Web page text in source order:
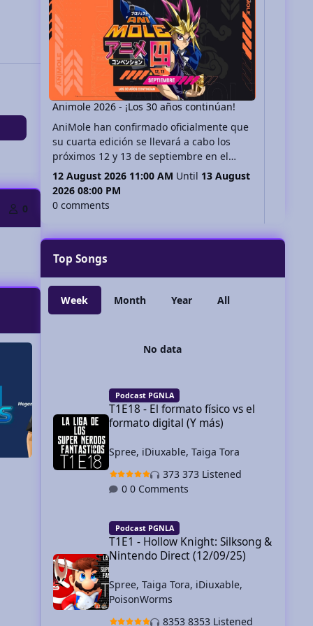
0
Cosplay
987 images
1 image comment
By 2B Dreams
July 10 Jul 10
Gaming Spree
Animole 2026 - ¡Los 30 años continúan!
AniMole han confirmado oficialmente que
su cuarta edición se llevará a cabo los
próximos 12 y 13 de septiembre en el
Centro de Convenciones del World Trade
Center (WTC) de la Ciudad de México, no
te lo pierdas!
12 August 2026 11:00 AM Until 13 August
2026 08:00 PM
0 comments
Top Songs
Week Month Year All
No data
Podcast PGNLA
T1E18 - El formato físico vs el
formato digital (Y más)
Spree, iDiuxable,Taiga Tora
373 Listened
0 Comments
Podcast PGNLA
T1E1 - Hollow Knight: Silksong &
Nintendo Direct (12/09/25)
Spree,Taiga Tora, iDiuxable,
PoisonWorms
8353 Listened